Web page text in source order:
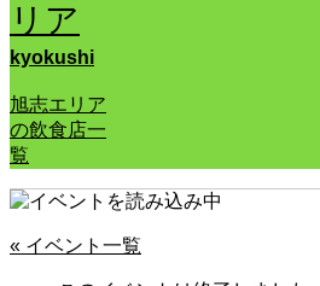
リア
kyokushi
旭志エリア
の飲食店一
覧
« イベント一覧